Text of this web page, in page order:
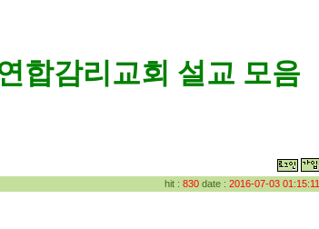
합감리교회 설교 모음
hit : 830 date : 2016-07-03 01:15:11